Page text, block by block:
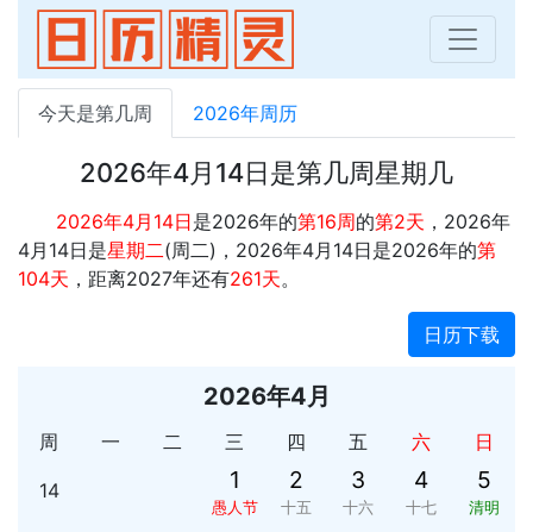
今天是第几周 2026年周历
2026年4月14日是第几周星期几
2026年4月14日是2026年的第16周的第2天 ，2026年
4月14日是星期二(周二)，2026年4月14日是2026年的第
104天 ，距离2027年还有261天。
日历下载
2026年4月
周 一 二 三 四 五 六 日
14 1
愚人节
2
十五
3
十六
4
十七
5
清明